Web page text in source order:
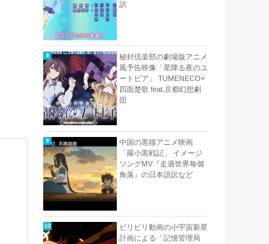
訳
秘封倶楽部の劇場版アニメ
風予告映像「星降る夜のユ
ートピア」 TUMENECO×
四面楚歌 feat.京都幻想劇
団
中国の黒猫アニメ映画
「羅小黒戦記」 イメージ
ソングMV『走過世界每個
角落』の日本語訳など
ビリビリ動画の小宇宙新星
計画による「記憶管理局